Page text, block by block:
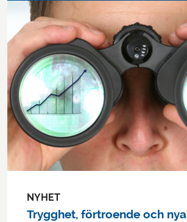
NYHET
Trygghet, förtroende och nya